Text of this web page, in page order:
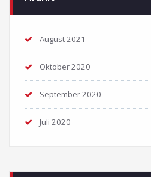
August 2021
Oktober 2020
September 2020
Juli 2020